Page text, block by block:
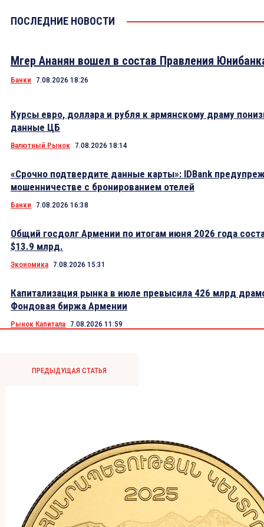
ПОСЛЕДНИЕ НОВОСТИ
Мгер Ананян вошел в состав Правления
Банки 7.08.2026 18:26
Курсы евро, доллара и рубля к армянскому драму
данные ЦБ
Валютный Рынок 7.08.2026 18:14
«Срочно подтвердите данные карты»: IDBank
мошенничестве с бронированием отелей
Банки 7.08.2026 16:38
Общий госдолг Армении по итогам июня 2026 года
$13.9 млрд.
Экономика 7.08.2026 15:31
Капитализация рынка в июле превысила 426 млрд
Фондовая биржа Армении
Рынок Капитала 7.08.2026 11:59
ПРЕДЫДУЩАЯ СТАТЬЯ